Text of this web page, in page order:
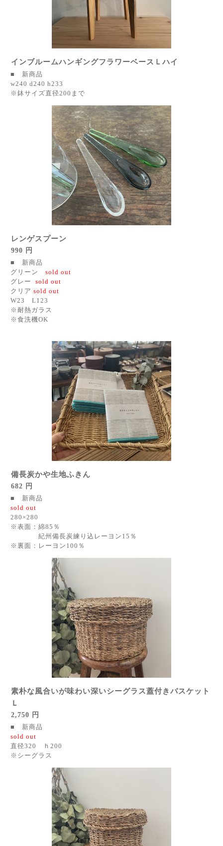
インブルームハンギングフラワーベースＬハイ
■ 新商品
w240 d240 h233
※鉢サイズ直径200まで
レンゲスプーン
990 円
■ 新商品
グリーン sold out
グレー sold out
クリア sold out
W23 L123
※耐熱ガラス
※食洗機OK
備長炭かや生地ふきん
682 円
■ 新商品
sold out
280×280
※表面：綿85％
紀州備長炭練り込レーヨン15％
※裏面：レーヨン100％
素朴な風合いが味わい深いシーグラス蓋付きバスケット
Ｌ
2,750 円
■ 新商品
sold out
直径320 ｈ200
※シーグラス